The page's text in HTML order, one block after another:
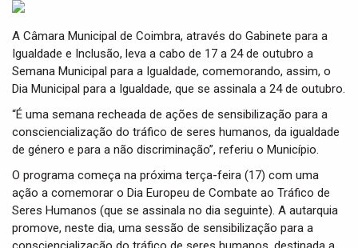
t
i
n
A Câmara Municipal de Coimbra, através do Gabinete para a
Igualdade e Inclusão, leva a cabo de 17 a 24 de outubro a
Semana Municipal para a Igualdade, comemorando, assim, o
Dia Municipal para a Igualdade, que se assinala a 24 de outubro.
“É uma semana recheada de ações de sensibilização para a
consciencialização do tráfico de seres humanos, da igualdade
de género e para a não discriminação”, referiu o Município.
O programa começa na próxima terça-feira (17) com uma
ação a comemorar o Dia Europeu de Combate ao Tráfico de
Seres Humanos (que se assinala no dia seguinte). A autarquia
promove, neste dia, uma sessão de sensibilização para a